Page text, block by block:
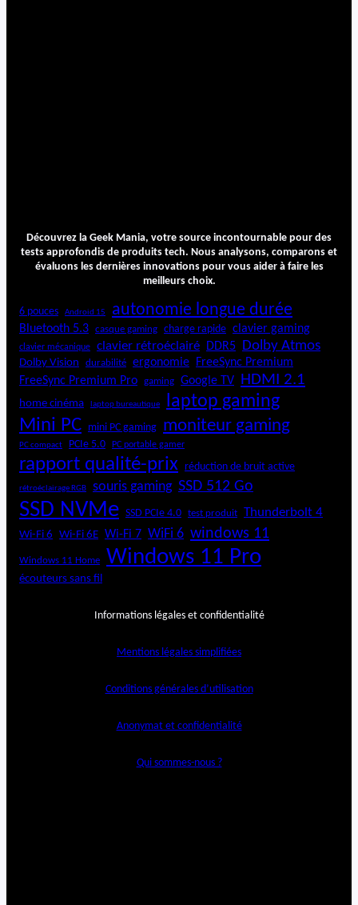
Découvrez la Geek Mania, votre source incontournable pour des
tests approfondis de produits tech. Nous analysons, comparons et
évaluons les dernières innovations pour vous aider à faire les
meilleurs choix.
6 pouces Android 15 autonomie longue durée
Bluetooth 5.3 casque gaming charge rapide clavier gaming
clavier mécanique clavier rétroéclairé DDR5 Dolby Atmos
Dolby Vision durabilité ergonomie FreeSync Premium
FreeSync Premium Pro
gaming Google TV HDMI 2.1
home cinéma laptop bureautique laptop gaming
Mini PC mini PC gaming moniteur gaming
PC compact PCIe 5.0 PC portable gamer
rapport qualité-prix réduction de bruit active
rétroéclairage RGB souris gaming SSD 512 Go
SSD NVMe SSD PCIe 4.0 test produit Thunderbolt 4
Wi-Fi 6 Wi-Fi 6E Wi-Fi 7 WiFi 6 windows 11
Windows 11 Home Windows 11 Pro
écouteurs sans fil
Informations légales et confidentialité
Mentions légales simplifiées
Conditions générales d’utilisation
Anonymat et confidentialité
Qui sommes-nous ?